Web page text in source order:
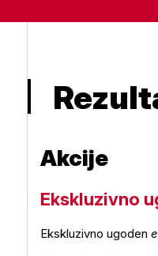
Akcije
Ekskluzivno
Ekskluzivno ugoden